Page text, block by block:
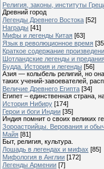
Религия, законы, институты
Древний город
Легенды Древнего Востока [52]
Награды [41]
Мифы и легенды Китая [63]
Язык в революционное время
Краткое содержание
Шотландские легенды и
Будда. История и легенды [56]
Азия — колыбель религий, но
таких учений-завоевателей,
Величие Древнего Египта [34]
Египет – единственная страна,
История Нибиру [174]
Герои и боги Индии [35]
Индия помнит о своих великих
Зороастрийцы. Верования и
Майя [81]
Быт, религия, культура.
Лошадь в легендах и мифах [85]
Мифология в Англии [172]
Легенды Армении [7]